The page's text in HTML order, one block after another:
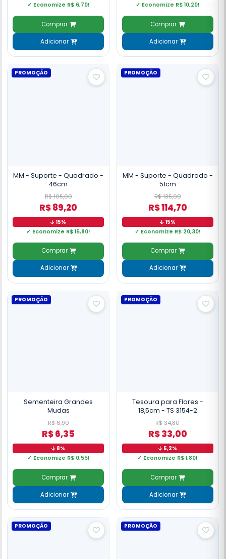
✓ Economize R$ 6,70!
Comprar
Adicionar
✓ Economize R$ 10,20!
Comprar
Adicionar
PROMOÇÃO
MM - Suporte - Quadrado -
46cm
R$ 105,00
R$ 89,20
15%
✓ Economize R$ 15,80!
Comprar
Adicionar
PROMOÇÃO
MM - Suporte - Quadrado -
51cm
R$ 135,00
R$ 114,70
15%
✓ Economize R$ 20,30!
Comprar
Adicionar
PROMOÇÃO
Sementeira Grandes
Mudas
R$ 6,90
R$ 6,35
8%
✓ Economize R$ 0,55!
Comprar
Adicionar
PROMOÇÃO
Tesoura para Flores -
18,5cm - TS 3154-2
R$ 34,80
R$ 33,00
5,2%
✓ Economize R$ 1,80!
Comprar
Adicionar
PROMOÇÃO PROMOÇÃO